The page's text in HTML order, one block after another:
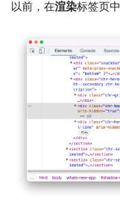
以前，在渲染标签页中